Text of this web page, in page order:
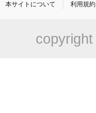
本サイトについて 利用規約